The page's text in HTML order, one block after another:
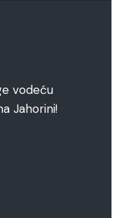
vodeću
Jahorini!